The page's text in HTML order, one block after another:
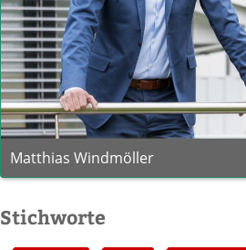
Matthias Windmöller
Stichworte